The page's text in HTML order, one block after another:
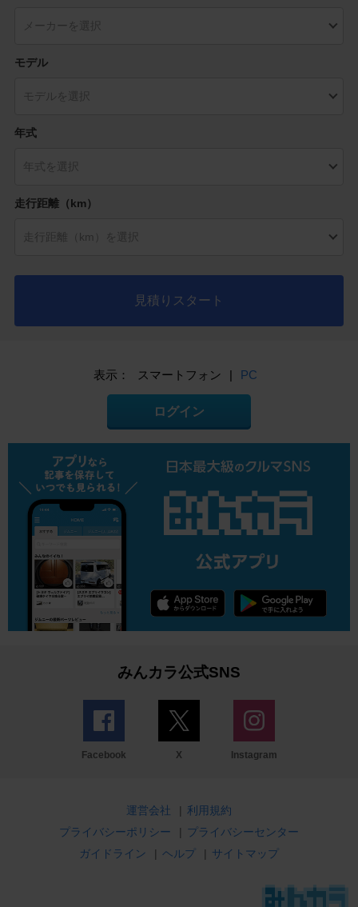
モデル
年式
走行距離（km）
見積りスタート
表示： スマートフォン PC
ログイン
みんカラ公式SNS
Facebook X Instagram
運営会社 | 利用規約
プライバシーポリシー
| プライバシーセンター
ガイドライン
| ヘルプ | サイトマップ